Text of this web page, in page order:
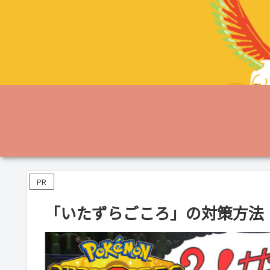
PR
「いたずらごころ」の対策方